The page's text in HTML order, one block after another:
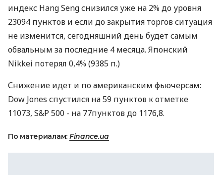
индекс Hang Seng снизился уже на 2% до уровня
23094 пунктов и если до закрытия торгов ситуация
не изменится, сегодняшний день будет самым
обвальным за последние 4 месяца. Японский
Nikkei потерял 0,4% (9385 п.)
Снижение идет и по американским фьючерсам:
Dow Jones спустился на 59 пунктов к отметке
11073, S&P 500 - на 77пунктов до 1176,8.
По материалам: Finance.ua